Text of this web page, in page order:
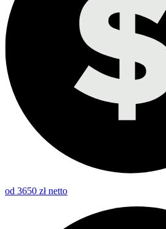
od 3650 zł netto